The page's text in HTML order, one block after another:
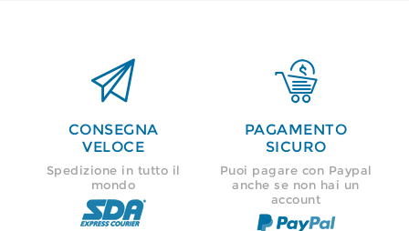

CONSEGNA
VELOCE
Spedizione in tutto il
mondo

PAGAMENTO
SICURO
Puoi pagare con Paypal
anche se non hai un
account